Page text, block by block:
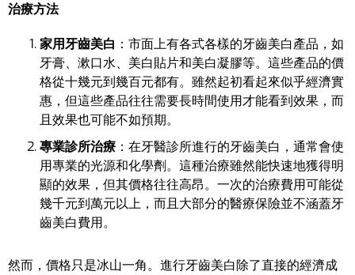
治療方法
家用牙齒美白 ：市面上有各式各樣的牙齒美白產品，如
牙膏、漱口水、美白貼片和美白凝膠等。這些產品的價
格從十幾元到幾百元都有。雖然起初看起來似乎經濟實
惠，但這些產品往往需要長時間使用才能看到效果，而
且效果也可能不如預期。
專業診所治療 ：在牙醫診所進行的牙齒美白，通常會使
用專業的光源和化學劑。這種治療雖然能快速地獲得明
顯的效果，但其價格往往高昂。一次的治療費用可能從
幾千元到萬元以上，而且大部分的醫療保險並不涵蓋牙
齒美白費用。
然而，價格只是冰山一角。進行牙齒美白除了直接的經濟成